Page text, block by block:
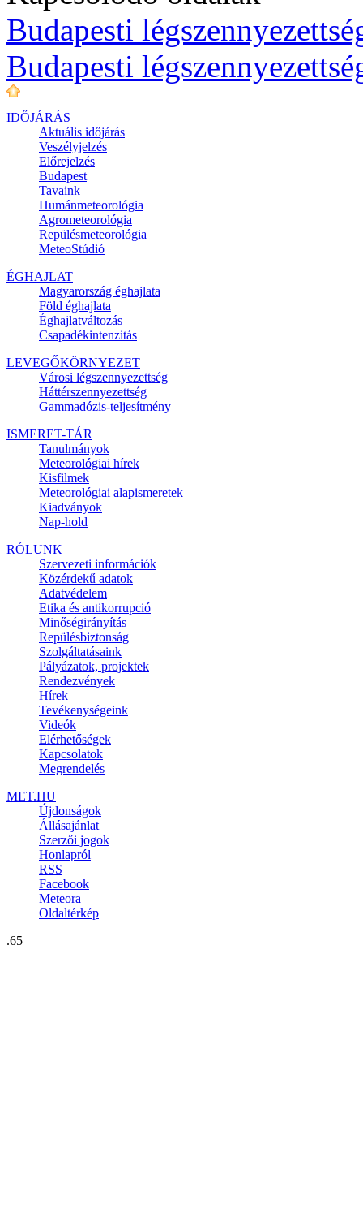
Budapesti
Budapesti
IDŐJÁRÁS
Aktuális időjárás
Veszélyjelzés
Előrejelzés
Budapest
Tavaink
Humánmeteorológia
Agrometeorológia
Repülésmeteorológia
MeteoStúdió
ÉGHAJLAT
Magyarország éghajlata
Föld éghajlata
Éghajlatváltozás
Csapadékintenzitás
LEVEGŐKÖRNYEZET
Városi légszennyezettség
Háttérszennyezettség
Gammadózis-teljesítmény
ISMERET-TÁR
Tanulmányok
Meteorológiai hírek
Kisfilmek
Meteorológiai alapismeretek
Kiadványok
Nap-hold
RÓLUNK
Szervezeti információk
Közérdekű adatok
Adatvédelem
Etika és antikorrupció
Minőségirányítás
Repülésbiztonság
Szolgáltatásaink
Pályázatok, projektek
Rendezvények
Hírek
Tevékenységeink
Videók
Elérhetőségek
Kapcsolatok
Megrendelés
MET.HU
Újdonságok
Állásajánlat
Szerzői jogok
Honlapról
RSS
Facebook
Meteora
Oldaltérkép
.65